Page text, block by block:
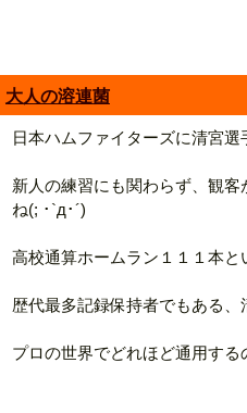
大人の溶連菌
日本ハムファイターズに清宮選
新人の練習にも関わらず、観
ね(; ･`д･´)
高校通算ホームラン１１１本と
歴代最多記録保持者でもある、
プロの世界でどれほど通用する